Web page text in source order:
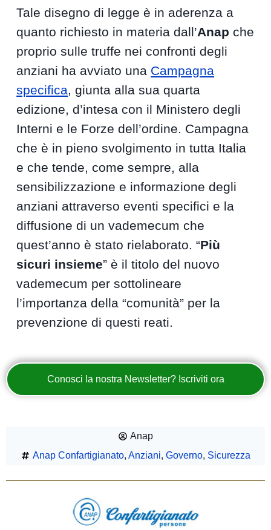
Tale disegno di legge è in aderenza a
quanto richiesto in materia dall’Anap che
proprio sulle truffe nei confronti degli
anziani ha avviato una Campagna
specifica, giunta alla sua quarta
edizione, d’intesa con il Ministero degli
Interni e le Forze dell’ordine. Campagna
che è in pieno svolgimento in tutta Italia
e che tende, come sempre, alla
sensibilizzazione e informazione degli
anziani attraverso eventi specifici e la
diffusione di un vademecum che
quest’anno è stato rielaborato. “Più
sicuri insieme” è il titolo del nuovo
vademecum per sottolineare
l’importanza della “comunità” per la
prevenzione di questi reati.
Conosci la nostra Newsletter? Iscriviti ora
Anap
Anap Confartigianato, Anziani, Governo, Sicurezza